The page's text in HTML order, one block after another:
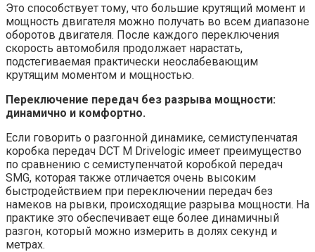
Это способствует тому, что большие крутящий момент и
мощность двигателя можно получать во всем диапазоне
оборотов двигателя. После каждого переключения
скорость автомобиля продолжает нарастать,
подстегиваемая практически неослабевающим
крутящим моментом и мощностью.
Переключение передач без разрыва мощности:
динамично и комфортно.
Если говорить о разгонной динамике, семиступенчатая
коробка передач DCT М Drivelogic имеет преимущество
по сравнению с семиступенчатой коробкой передач
SMG, которая также отличается очень высоким
быстродействием при переключении передач без
намеков на рывки, происходящие разрыва мощности. На
практике это обеспечивает еще более динамичный
разгон, который можно измерить в долях секунд и
метрах.